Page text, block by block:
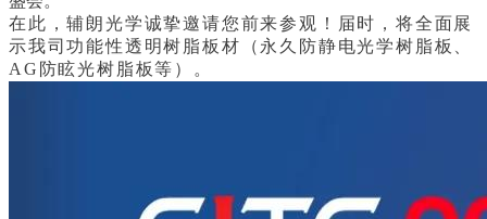
在此，辅朗光学诚挚邀请您前来参观！届时，将全面展
示我司功能性透明树脂板材（永久防静电光学树脂板、
AG防眩光树脂板等）。